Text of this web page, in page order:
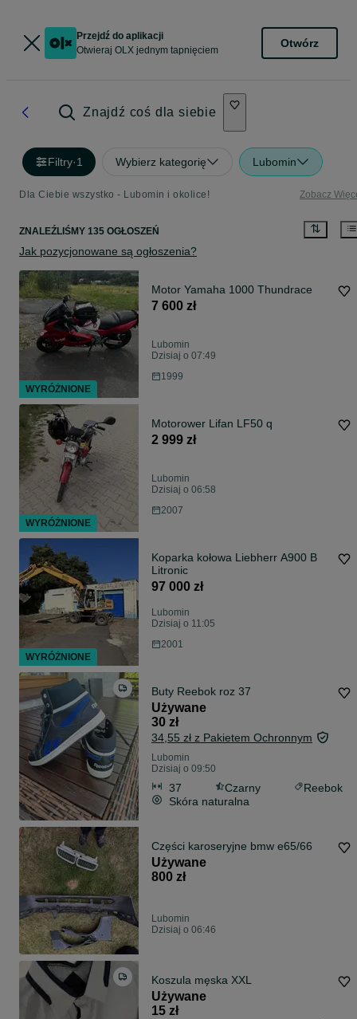
Przejdź do aplikacji
Otwieraj OLX jednym tapnięciem
Otwórz
Znajdź coś dla siebie
Filtry·1 Wybierz kategorię Lubomin
Dla Ciebie wszystko - Lubomin i okolice! Zobacz
ZNALEŹLIŚMY 135 OGŁOSZEŃ
Jak pozycjonowane są ogłoszenia?
Motor Yamaha 1000 Thundrace
7 600 zł
Lubomin
Dzisiaj o 07:49
1999
Motorower Lifan LF50 q
2 999 zł
Lubomin
Dzisiaj o 06:58
2007
Koparka kołowa Liebherr A900 B
Litronic
97 000 zł
Lubomin
Dzisiaj o 11:05
2001
Buty Reebok roz 37
Używane
30 zł
34,55 zł z Pakietem Ochronnym
Lubomin
Dzisiaj o 09:50
37 Czarny
Reebok
Skóra naturalna
Części karoseryjne bmw e65/66
Używane
800 zł
Lubomin
Dzisiaj o 06:46
Koszula męska XXL
Używane
15 zł
WYRÓŻNIONE
WYRÓŻNIONE
WYRÓŻNIONE